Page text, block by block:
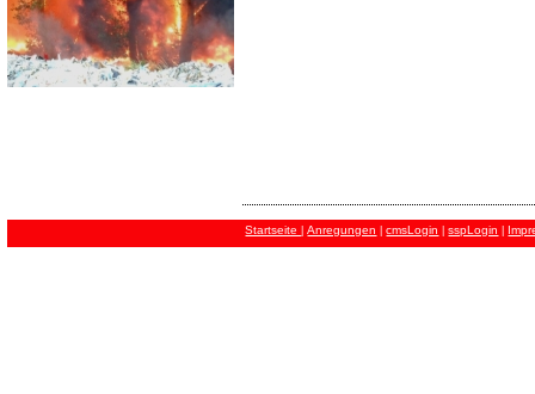
Startseite |Anregungen |cmsLogin |sspLogin